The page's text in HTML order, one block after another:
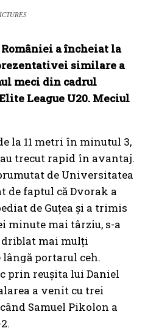
a încheiat la
similare a
meci din cadrul
League U20. Meciul
la 11 metri în minutul 3,
trecut rapid în avantaj.
de Universitatea
de faptul că Dvorak a
de Guțea și a trimis
minute mai târziu, s-a
driblat mai mulți
portarul ceh.
prin reușita lui Daniel
a venit cu trei
Samuel Pikolon a